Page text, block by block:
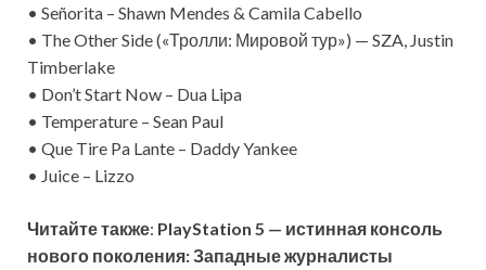
• Señorita – Shawn Mendes & Camila Cabello
• The Other Side («Тролли: Мировой тур») — SZA, Justin
Timberlake
• Don’t Start Now – Dua Lipa
• Temperature – Sean Paul
• Que Tire Pa Lante – Daddy Yankee
• Juice – Lizzo
Читайте также: PlayStation 5 — истинная консоль
нового поколения: Западные журналисты